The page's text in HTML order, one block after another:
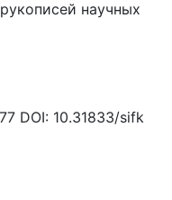
научных
DOI: 10.31833/sifk